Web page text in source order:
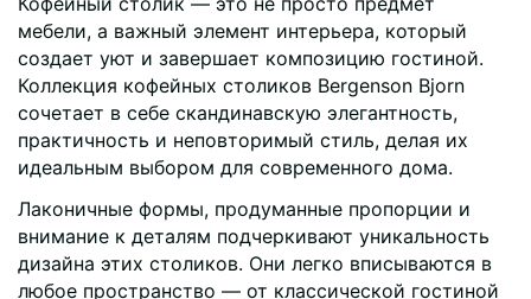
мебели, а важный элемент интерьера, который
создает уют и завершает композицию гостиной.
Коллекция кофейных столиков Bergenson Bjorn
сочетает в себе скандинавскую элегантность,
практичность и неповторимый стиль, делая их
идеальным выбором для современного дома.
Лаконичные формы, продуманные пропорции и
внимание к деталям подчеркивают уникальность
дизайна этих столиков. Они легко вписываются в
любое пространство — от классической гостиной